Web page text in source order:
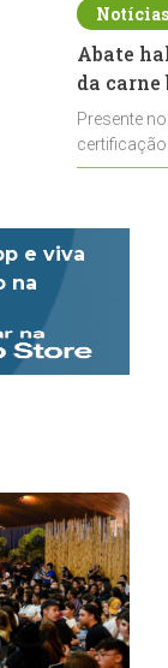
Abate
da
Presente
e viva
na